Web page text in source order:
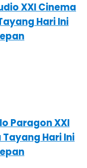
XXI Cinema
Hari Ini
Paragon XXI
Tayang Hari Ini